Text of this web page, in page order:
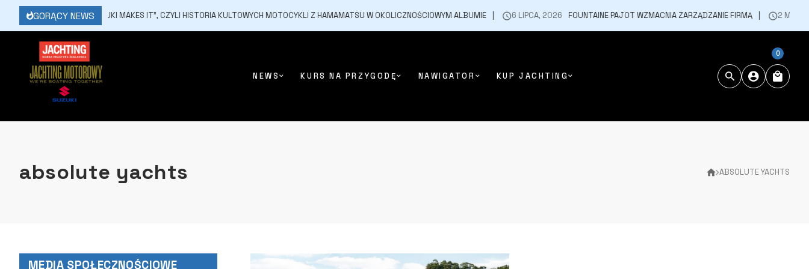
GORĄCY NEWS
6 MARCA, 2026 „SUZUKI MAKES IT”, CZYLI HISTORIA KULTOWYCH MOTOCYKLI Z HAMAMATSU W OKOLICZNOŚCIOWYM ALBUMIE 6 LIPCA, 2026 FOUNTAINE PAJOT WZMACNIA ZARZĄDZANIE FIRMĄ 2 MARCA,
NEWS KURS NA PRZYGODĘ NAWIGATOR KUP JACHTING
0
ABSOLUTE YACHTS
absolute yachts
MEDIA SPOŁECZNOŚCIOWE